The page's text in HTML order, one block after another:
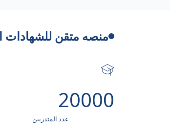
منصه متقن للشهادات
20000
عدد المتدربين